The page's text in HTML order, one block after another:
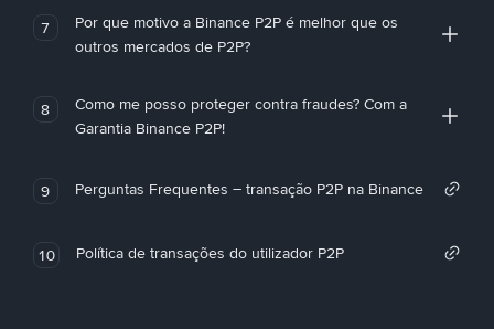
7
Por que motivo a Binance P2P é melhor que os
outros mercados de P2P?
8
Como me posso proteger contra fraudes? Com a
Garantia Binance P2P!
9 Perguntas Frequentes – transação P2P na Binance
10 Política de transações do utilizador P2P